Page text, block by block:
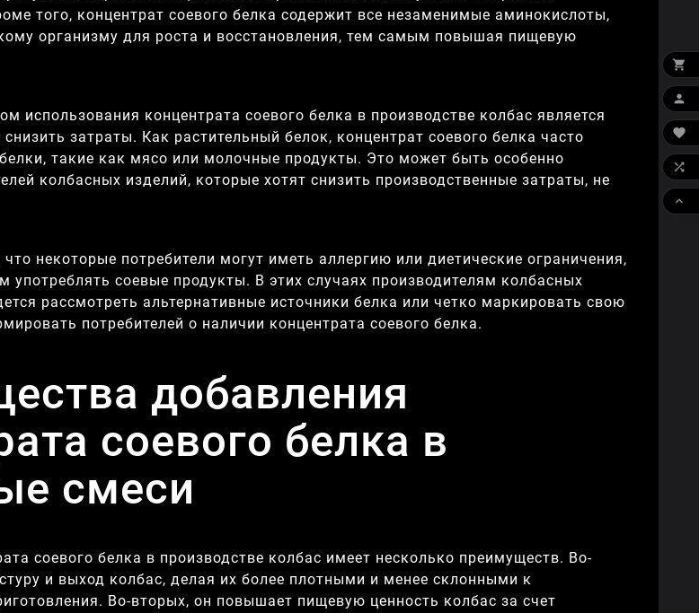
того, концентрат соевого белка содержит все незаменимые аминокислоты,
организму для роста и восстановления, тем самым повышая пищевую
использования концентрата соевого белка в производстве колбас является
затраты. Как растительный белок, концентрат соевого белка часто
такие как мясо или молочные продукты. Это может быть особенно
колбасных изделий, которые хотят снизить производственные затраты, не
некоторые потребители могут иметь аллергию или диетические ограничения,
употреблять соевые продукты. В этих случаях производителям колбасных
рассмотреть альтернативные источники белка или четко маркировать свою
потребителей о наличии концентрата соевого белка.
добавления
соевого белка в
смеси
соевого белка в производстве колбас имеет несколько преимуществ. Во-
и выход колбас, делая их более плотными и менее склонными к
Во-вторых, он повышает пищевую ценность колбас за счет




